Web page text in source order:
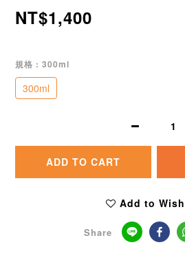
NT$1,400
規格 : 300ml
300ml
ADD TO CART
Add to
Share